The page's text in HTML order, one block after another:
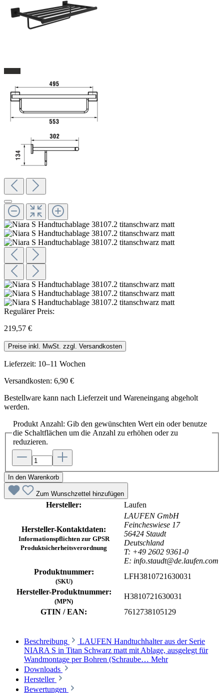
Regulärer Preis:
219,57 €
Preise inkl. MwSt. zzgl. Versandkosten
Lieferzeit: 10–11 Wochen
Versandkosten: 6,90 €
Bestellware kann nach Lieferzeit und Wareneingang abgeholt
werden.
Produkt Anzahl: Gib den gewünschten Wert ein oder benutze
die Schaltflächen um die Anzahl zu erhöhen oder zu
reduzieren.
In den Warenkorb
Zum Wunschzettel hinzufügen
Hersteller: Laufen
Hersteller-Kontaktdaten:
Informationspflichten zur GPSR
Produktsicherheitsverordnung
LAUFEN GmbH
Feincheswiese 17
56424 Staudt
Deutschland
T: +49 2602 9361-0
E: info.staudt@de.laufen.com
Produktnummer:
(SKU)
LFH3810721630031
Hersteller-Produktnummer:
(MPN)
H3810721630031
GTIN / EAN:
7612738105129
Beschreibung
LAUFEN Handtuchhalter aus der Serie
NIARA S in Titan Schwarz matt mit Ablage, ausgelegt für
Wandmontage per Bohren (Schraube… Mehr
Downloads
Hersteller
Bewertungen